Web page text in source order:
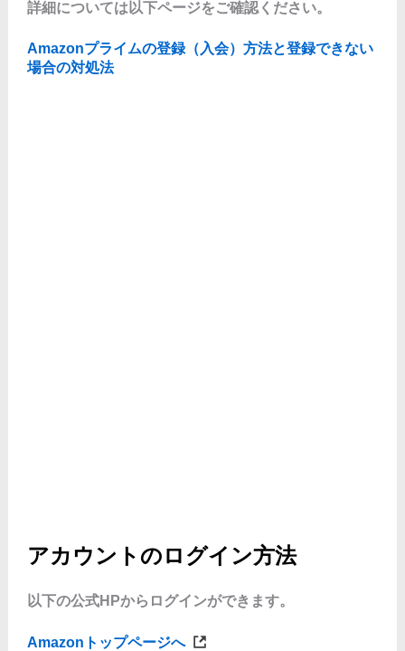
詳細については以下ページをご確認ください。
Amazonプライムの登録（入会）方法と登録できない
場合の対処法
アカウントのログイン方法
以下の公式HPからログインができます。
Amazonトップページへ